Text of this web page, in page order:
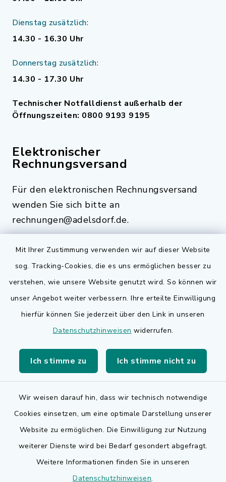
Mit Ihrer Zustimmung verwenden wir auf dieser Website
sog. Tracking-Cookies, die es uns ermöglichen besser zu
verstehen, wie unsere Website genutzt wird. So können wir
unser Angebot weiter verbessern. Ihre erteilte Einwilligung
hierfür können Sie jederzeit über den Link in unseren
Datenschutzhinweisen widerrufen.
Ich stimme zu Ich stimme nicht zu
Wir weisen darauf hin, dass wir technisch notwendige
Cookies einsetzen, um eine optimale Darstellung unserer
Website zu ermöglichen. Die Einwilligung zur Nutzung
weiterer Dienste wird bei Bedarf gesondert abgefragt.
Weitere Informationen finden Sie in unseren
Datenschutzhinweisen.
Dienstag zusätzlich:
14.30 - 16.30 Uhr
Donnerstag zusätzlich:
14.30 - 17.30 Uhr
Technischer Notfalldienst außerhalb der
Öffnungszeiten: 0800 9193 9195
Elektronischer
Rechnungsversand
Für den elektronischen Rechnungsversand
wenden Sie sich bitte an
rechnungen@adelsdorf.de.
Quicklinks
Bauen in Adelsdorf
BayernPortal
Landkreis Erlangen-Höchstadt
Barrierefreiheit